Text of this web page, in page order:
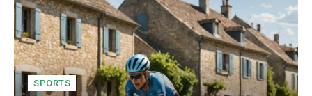
SPORTS